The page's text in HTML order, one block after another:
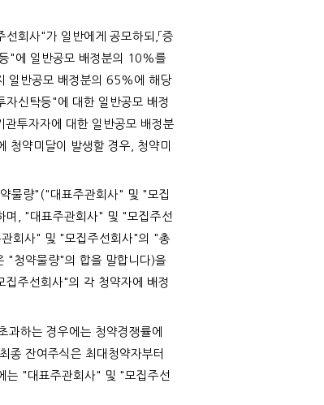
회사"가 일반에게 공모하되,「증
"에 일반공모 배정분의 10%를
일반공모 배정분의 65%에 해당
자신탁등"에 대한 일반공모 배정
투자자에 대한 일반공모 배정분
청약미달이 발생할 경우, 청약미
물량"("대표주관회사" 및 "모집
며, "대표주관회사" 및 "모집주선
회사" 및 "모집주선회사"의 "총
"청약물량"의 합을 말합니다)을
주선회사"의 각 청약자에 배정
과하는 경우에는 청약경쟁률에
종 잔여주식은 최대청약자부터
는 "대표주관회사" 및 "모집주선